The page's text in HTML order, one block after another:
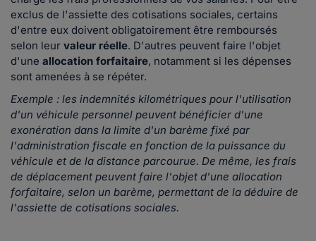
exclus de l'assiette des cotisations sociales, certains
d'entre eux doivent obligatoirement être remboursés
selon leur valeur réelle. D'autres peuvent faire l'objet
d'une allocation forfaitaire, notamment si les dépenses
sont amenées à se répéter.
Exemple : les indemnités kilométriques pour l'utilisation
d'un véhicule personnel peuvent bénéficier d'une
exonération dans la limite d'un barème fixé par
l'administration fiscale en fonction de la puissance du
véhicule et de la distance parcourue. De même, les frais
de déplacement peuvent faire l'objet d'une allocation
forfaitaire, selon un barème, permettant de la déduire de
l'assiette de cotisations sociales.